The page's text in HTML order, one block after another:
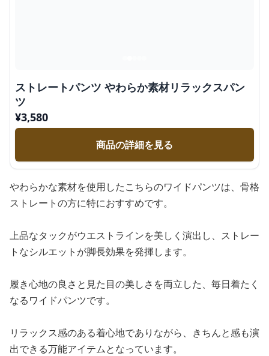
ストレートパンツ やわらか素材リラックスパン
ツ
¥3,580
商品の詳細を見る
やわらかな素材を使用したこちらのワイドパンツは、骨格
ストレートの方に特におすすめです。
上品なタックがウエストラインを美しく演出し、ストレー
トなシルエットが脚長効果を発揮します。
履き心地の良さと見た目の美しさを両立した、毎日着たく
なるワイドパンツです。
リラックス感のある着心地でありながら、きちんと感も演
出できる万能アイテムとなっています。